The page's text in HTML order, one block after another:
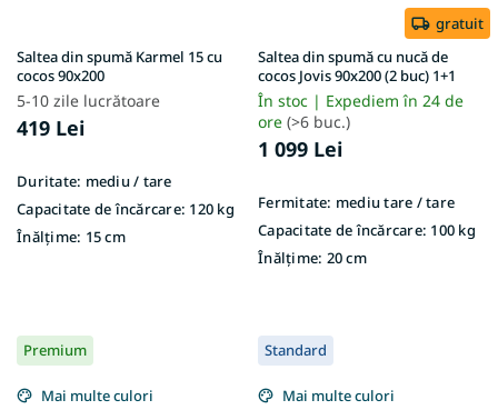
Saltea din spumă Karmel 15 cu
cocos 90x200
5-10 zile lucrătoare
419 Lei
Duritate: mediu / tare
Capacitate de încărcare: 120 kg
Înălțime: 15 cm
gratuit
Saltea din spumă cu nucă de
cocos Jovis 90x200 (2 buc) 1+1
În stoc | Expediem în 24 de
ore (>6 buc.)
1 099 Lei
Fermitate: mediu tare / tare
Capacitate de încărcare: 100 kg
Înălțime: 20 cm
Premium
Mai multe culori
Standard
Mai multe culori